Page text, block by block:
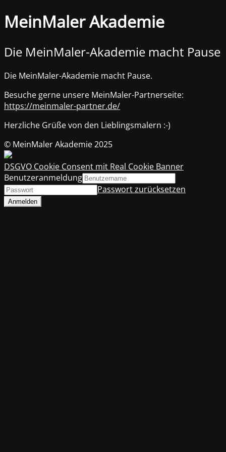
MeinMaler Akademie
Die MeinMaler-Akademie macht Pause
Die MeinMaler-Akademie macht Pause.
Besuche gerne unsere MeinMaler-Partnerseite:
https://meinmaler-partner.de/
Herzliche Grüße von den Lieblingsmalern :-)
© MeinMaler Akademie 2025
DSGVO Cookie Consent mit Real Cookie Banner
Benutzeranmeldung
Passwort zurücksetzen